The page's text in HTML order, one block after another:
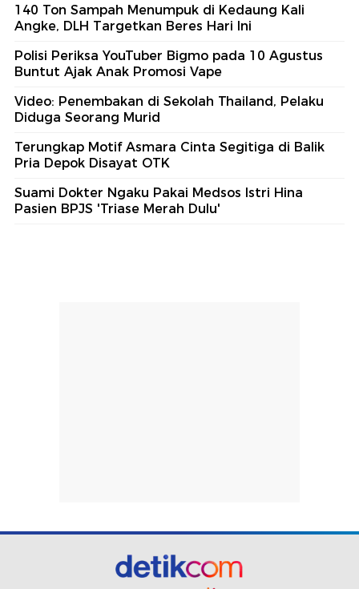
140 Ton Sampah Menumpuk di Kedaung Kali
Angke, DLH Targetkan Beres Hari Ini
Polisi Periksa YouTuber Bigmo pada 10 Agustus
Buntut Ajak Anak Promosi Vape
Video: Penembakan di Sekolah Thailand, Pelaku
Diduga Seorang Murid
Terungkap Motif Asmara Cinta Segitiga di Balik
Pria Depok Disayat OTK
Suami Dokter Ngaku Pakai Medsos Istri Hina
Pasien BPJS 'Triase Merah Dulu'